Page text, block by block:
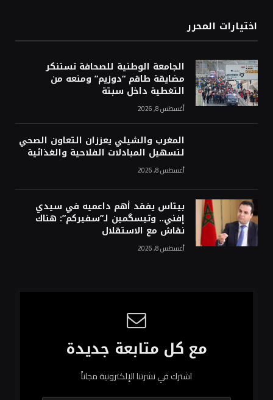
اختيارات المحرر
الجامعة الوطنية للصحافة تستنكر
مضايقة طاقم “دوزيم” ومنعه من
التغطية داخل سبتة
أغسطس 8, 2026
المغرب والشيلي يعززان التعاون الصحي
لتسهيل المبادلات الفلاحية والغذائية
أغسطس 8, 2026
بيتاس يفقد أهم داعميه في سيدي
إفني.. وتيسگمين لـ”سفيركم”: هناك
نقاش مع الاستقلال
أغسطس 8, 2026
مع كل متابعة جديدة
اشترك في نشرتنا الإلكترونية مجاناً